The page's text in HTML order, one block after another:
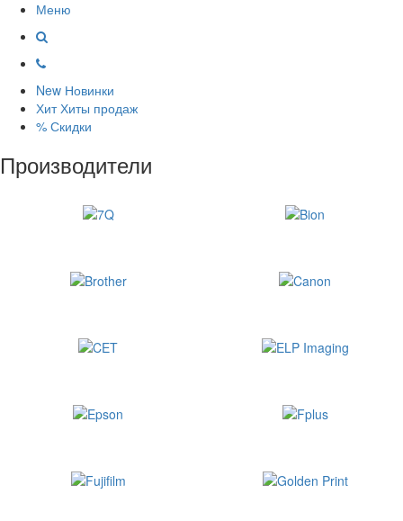
Меню
New Новинки
Хит Хиты продаж
% Скидки
Производители